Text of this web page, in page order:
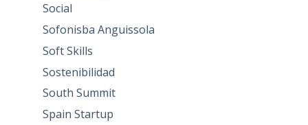
Social
Sofonisba Anguissola
Soft Skills
Sostenibilidad
South Summit
Spain Startup